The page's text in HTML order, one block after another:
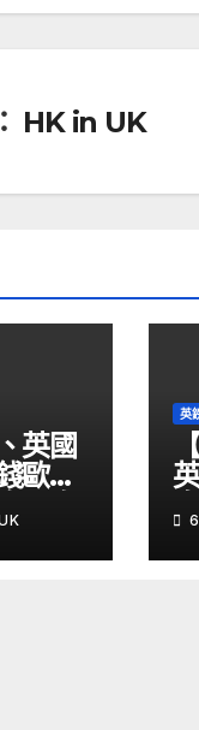
HK in UK
英國
歐媒:
– 自
英